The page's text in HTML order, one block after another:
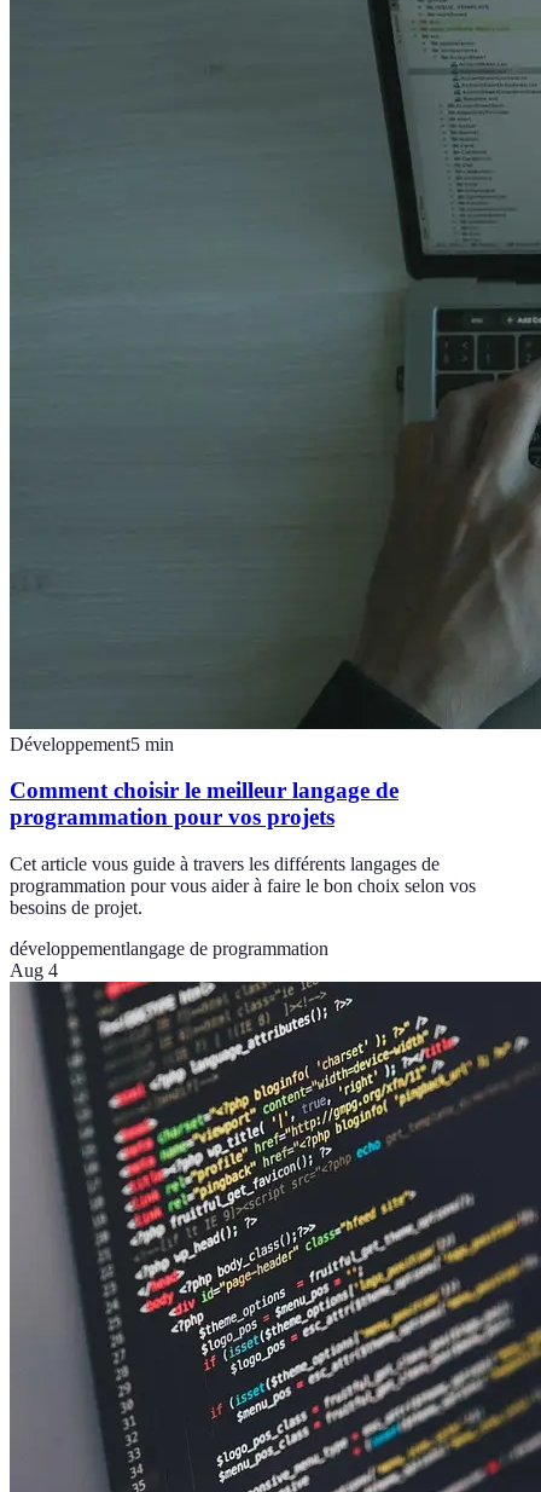
Développement5 min
Comment choisir le meilleur langage de
programmation pour vos projets
Cet article vous guide à travers les différents langages de
programmation pour vous aider à faire le bon choix selon vos
besoins de projet.
développementlangage de programmation
Aug 4